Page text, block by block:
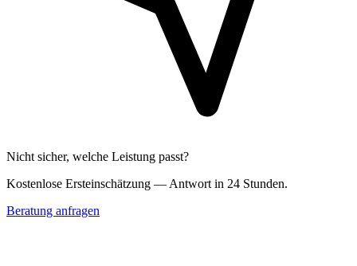
Nicht sicher, welche Leistung passt?
Kostenlose Erst­einschätzung — Antwort in 24 Stunden.
Beratung anfragen